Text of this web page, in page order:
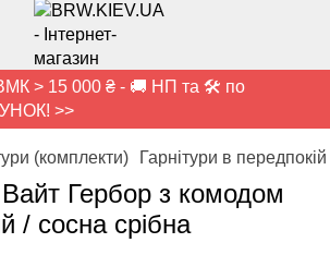
> 15 000 ₴ - 🚚 НП та 🛠️ по
>>
(комплекти) Гарнітури в передпокій
Вайт Гербор з комодом
/ сосна срібна